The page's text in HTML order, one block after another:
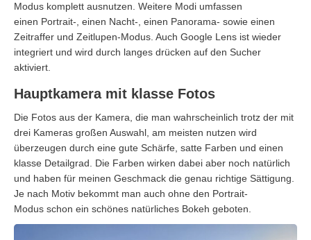
Modus komplett ausnutzen. Weitere Modi umfassen
einen Portrait-, einen Nacht-, einen Panorama- sowie einen
Zeitraffer und Zeitlupen-Modus. Auch Google Lens ist wieder
integriert und wird durch langes drücken auf den Sucher
aktiviert.
Hauptkamera mit klasse Fotos
Die Fotos aus der Kamera, die man wahrscheinlich trotz der mit
drei Kameras großen Auswahl, am meisten nutzen wird
überzeugen durch eine gute Schärfe, satte Farben und einen
klasse Detailgrad. Die Farben wirken dabei aber noch natürlich
und haben für meinen Geschmack die genau richtige Sättigung.
Je nach Motiv bekommt man auch ohne den Portrait-
Modus schon ein schönes natürliches Bokeh geboten.